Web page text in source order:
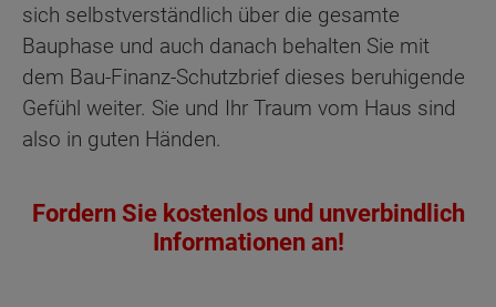
sich selbstverständlich über die gesamte
Bauphase und auch danach behalten Sie mit
dem Bau-Finanz-Schutzbrief dieses beruhigende
Gefühl weiter. Sie und Ihr Traum vom Haus sind
also in guten Händen.
Fordern Sie kostenlos und unverbindlich
Informationen an!